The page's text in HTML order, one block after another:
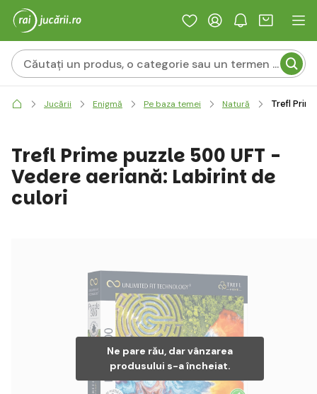
Jucării Enigmă Pe baza temei Natură Trefl
Ne pare rău, dar vânzarea
produsului s-a încheiat.
Trefl Prime puzzle 500 UFT -
Vedere aeriană: Labirint de
culori